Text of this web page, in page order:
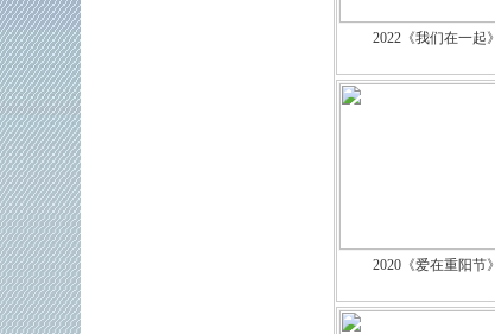
2022《我们在一起》
2020《爱在重阳节》